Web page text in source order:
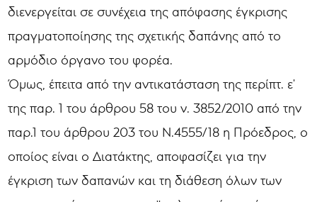
διενεργείται σε συνέχεια της απόφασης έγκρισης
πραγματοποίησης της σχετικής δαπάνης από το
αρμόδιο όργανο του φορέα.
Όμως, έπειτα από την αντικατάσταση της περίπτ. ε'
της παρ. 1 του άρθρου 58 του ν. 3852/2010 από την
παρ.1 του άρθρου 203 του Ν.4555/18 η Πρόεδρος, ο
οποίος είναι ο Διατάκτης, αποφασίζει για την
έγκριση των δαπανών και τη διάθεση όλων των